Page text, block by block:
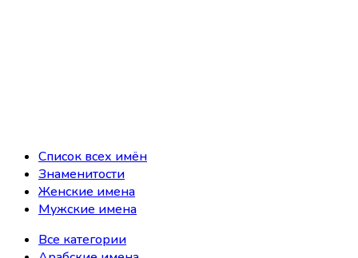
Список всех имён
Знаменитости
Женские имена
Мужские имена
Все категории